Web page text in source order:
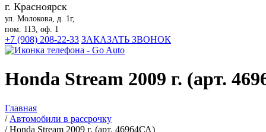
г. Красноярск
ул. Молокова, д. 1г,
пом. 113, оф. 1
+7 (908) 208-22-33 ЗАКАЗАТЬ ЗВОНОК
Honda Stream 2009 г. (арт.
Главная
/ Автомобили в рассрочку
/Honda Stream 2009 г. (арт. 46964СА)